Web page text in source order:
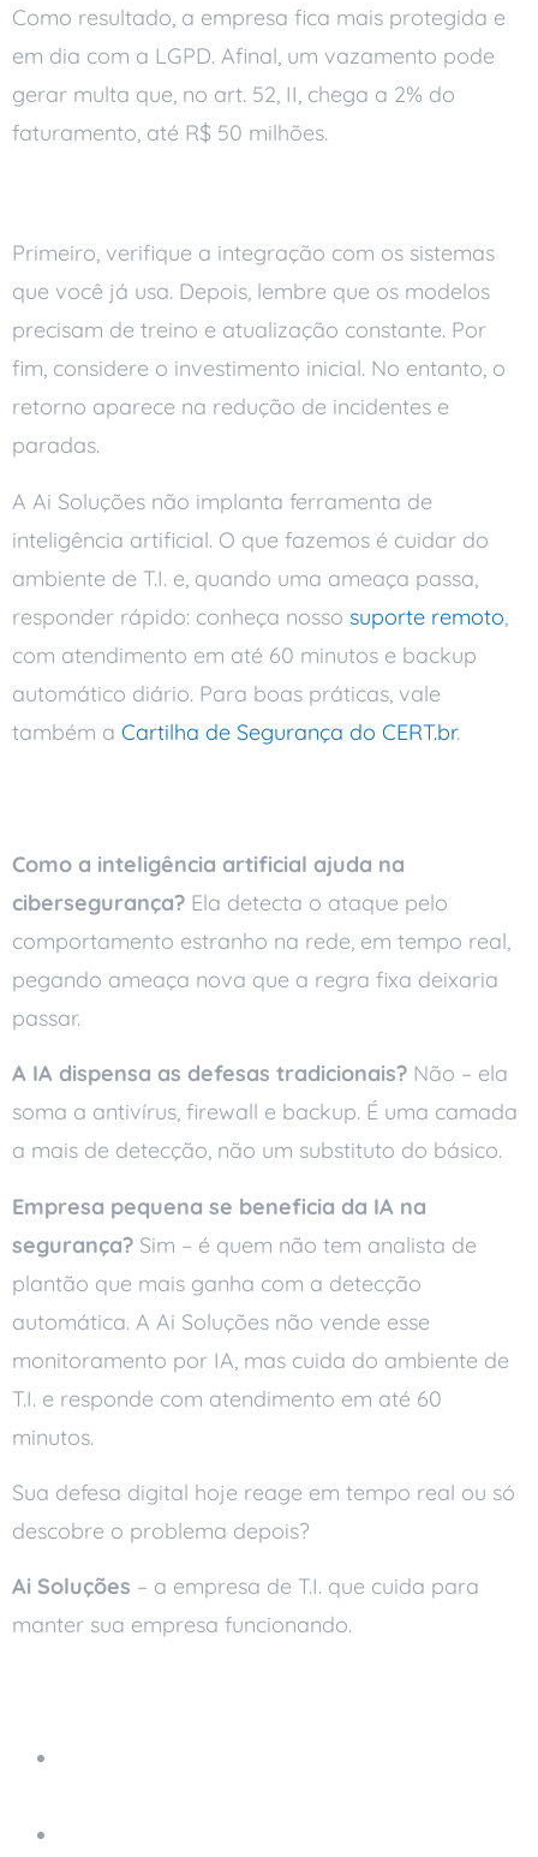
Como resultado, a empresa fica mais protegida e
em dia com a LGPD. Afinal, um vazamento pode
gerar multa que, no art. 52, II, chega a 2% do
faturamento, até R$ 50 milhões.
Primeiro, verifique a integração com os sistemas
que você já usa. Depois, lembre que os modelos
precisam de treino e atualização constante. Por
fim, considere o investimento inicial. No entanto, o
retorno aparece na redução de incidentes e
paradas.
A Ai Soluções não implanta ferramenta de
inteligência artificial. O que fazemos é cuidar do
ambiente de T.I. e, quando uma ameaça passa,
responder rápido: conheça nosso suporte remoto
com atendimento em até 60 minutos e backup
automático diário. Para boas práticas, vale
também a Cartilha de Segurança do CERT.br.
Como a inteligência artificial ajuda na
cibersegurança? Ela detecta o ataque pelo
comportamento estranho na rede, em tempo real,
pegando ameaça nova que a regra fixa deixaria
passar.
A IA dispensa as defesas tradicionais? Não – ela
soma a antivírus, firewall e backup. É uma camada
a mais de detecção, não um substituto do básico.
Empresa pequena se beneficia da IA na
segurança? Sim – é quem não tem analista de
plantão que mais ganha com a detecção
automática. A Ai Soluções não vende esse
monitoramento por IA, mas cuida do ambiente de
T.I. e responde com atendimento em até 60
minutos.
Sua defesa digital hoje reage em tempo real ou só
descobre o problema depois?
Ai Soluções – a empresa de T.I. que cuida para
manter sua empresa funcionando.